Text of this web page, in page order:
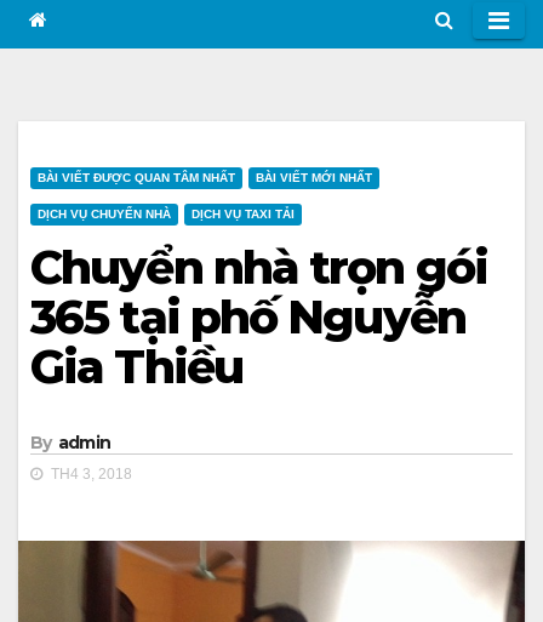
BÀI VIẾT ĐƯỢC QUAN TÂM NHẤT BÀI VIẾT MỚI NHẤT
DỊCH VỤ CHUYỂN NHÀ DỊCH VỤ TAXI TẢI
Chuyển nhà trọn gói
365 tại phố Nguyễn
Gia Thiều
By admin
TH4 3, 2018